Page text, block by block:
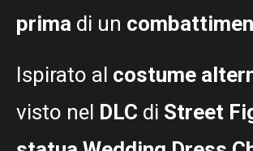
prima di un
Ispirato al costume
visto nel DLC di Street